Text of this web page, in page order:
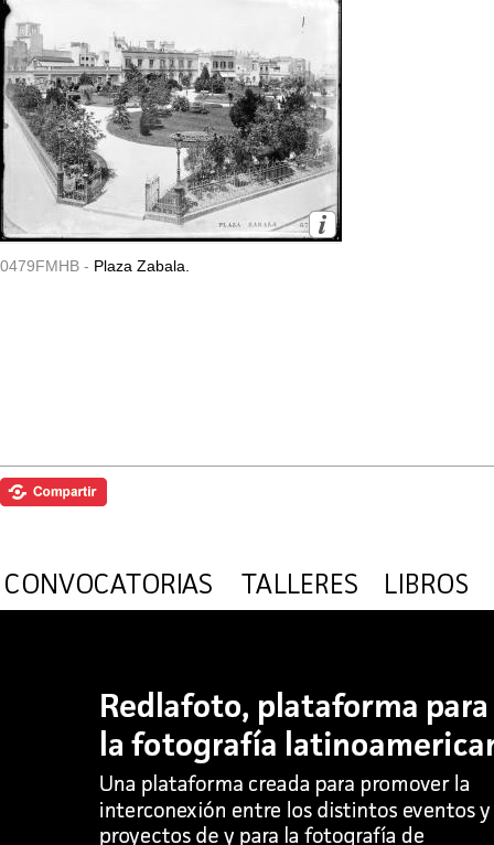
0479FMHB - Plaza Zabala.